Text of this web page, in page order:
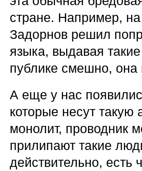
стране. Например,
Задорнов решил
языка, выдавая
публике смешно, она
А еще у нас
которые несут
монолит, проводник
прилипают такие
действительно, есть